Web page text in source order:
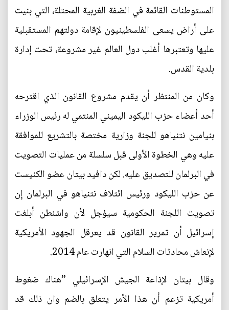
المستوطنات القائمة في الضفة الغربية المحتلة، التي بنيت
على أراض يسعى الفلسطينيون لإقامة دولتهم المستقبلية
عليها وتعتبرها أغلب دول العالم غير مشروعة، تحت إدارة
بلدية القدس.
وكان من المنتظر أن يقدم مشروع القانون الذي اقترحه
أحد أعضاء حزب الليكود اليميني المنتمي له رئيس الوزراء
بنيامين نتنياهو للجنة وزارية مختصة بالتشريع للموافقة
عليه وهي الخطوة الأولى قبل سلسلة من عمليات التصويت
في البرلمان للتصديق عليه. لكن دافيد بيتان عضو الكنيست
عن حزب الليكود ورئيس ائتلاف نتنياهو في البرلمان إن
تصويت اللجنة الحكومية سيؤجل لأن واشنطن أبلغت
إسرائيل أن تمرير القانون قد يعرقل الجهود الأمريكية
لإنعاش محادثات السلام التي انهارت عام 2014.
وقال بيتان لإذاعة الجيش الإسرائيلي ”هناك ضغوط
أمريكية تزعم أن هذا الأمر يتعلق بالضم وان ذلك قد